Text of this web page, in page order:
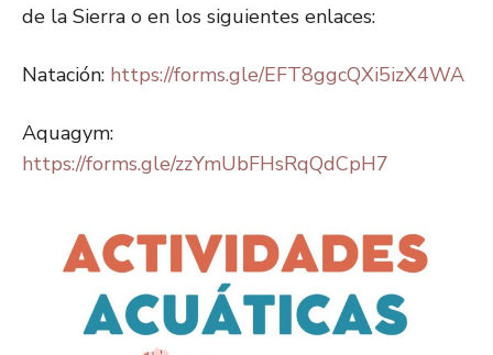
de la Sierra o en los siguientes enlaces:
Natación: https://forms.gle/EFT8ggcQXi5izX4WA
Aquagym:
https://forms.gle/zzYmUbFHsRqQdCpH7